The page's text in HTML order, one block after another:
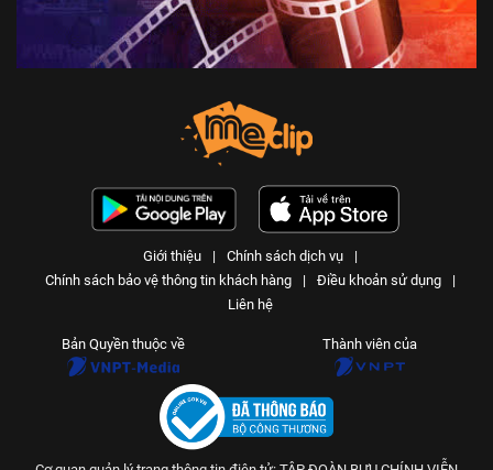
Giới thiệu | Chính sách dịch vụ
|
Chính sách bảo vệ thông tin khách hàng
| Điều khoản sử dụng
|
Liên hệ
Bản Quyền thuộc về Thành viên của